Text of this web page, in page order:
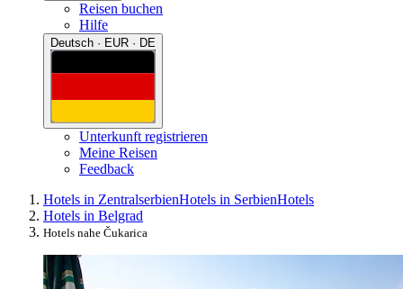
Reisen buchen
Hilfe
Deutsch · EUR · DE
Unterkunft registrieren
Meine Reisen
Feedback
Hotels in ZentralserbienHotels in SerbienHotels
Hotels in Belgrad
Hotels nahe Čukarica